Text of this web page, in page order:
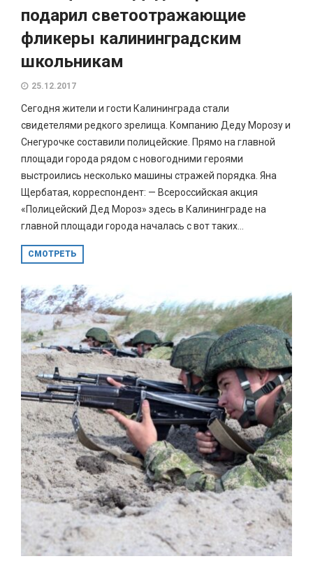
подарил светоотражающие
фликеры калининградским
школьникам
25.12.2017
Сегодня жители и гости Калининграда стали
свидетелями редкого зрелища. Компанию Деду Морозу и
Снегурочке составили полицейские. Прямо на главной
площади города рядом с новогодними героями
выстроились несколько машины стражей порядка. Яна
Щербатая, корреспондент: — Всероссийская акция
«Полицейский Дед Мороз» здесь в Калининграде на
главной площади города началась с вот таких...
СМОТРЕТЬ